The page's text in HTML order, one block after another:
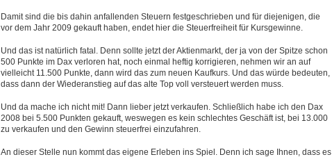
Damit sind die bis dahin anfallenden Steuern festgeschrieben und für diejenigen, die
vor dem Jahr 2009 gekauft haben, endet hier die Steuerfreiheit für Kursgewinne.
Und das ist natürlich fatal. Denn sollte jetzt der Aktienmarkt, der ja von der Spitze schon
500 Punkte im Dax verloren hat, noch einmal heftig korrigieren, nehmen wir an auf
vielleicht 11.500 Punkte, dann wird das zum neuen Kaufkurs. Und das würde bedeuten,
dass dann der Wiederanstieg auf das alte Top voll versteuert werden muss.
Und da mache ich nicht mit! Dann lieber jetzt verkaufen. Schließlich habe ich den Dax
2008 bei 5.500 Punkten gekauft, weswegen es kein schlechtes Geschäft ist, bei 13.000
zu verkaufen und den Gewinn steuerfrei einzufahren.
An dieser Stelle nun kommt das eigene Erleben ins Spiel. Denn ich sage Ihnen, dass es